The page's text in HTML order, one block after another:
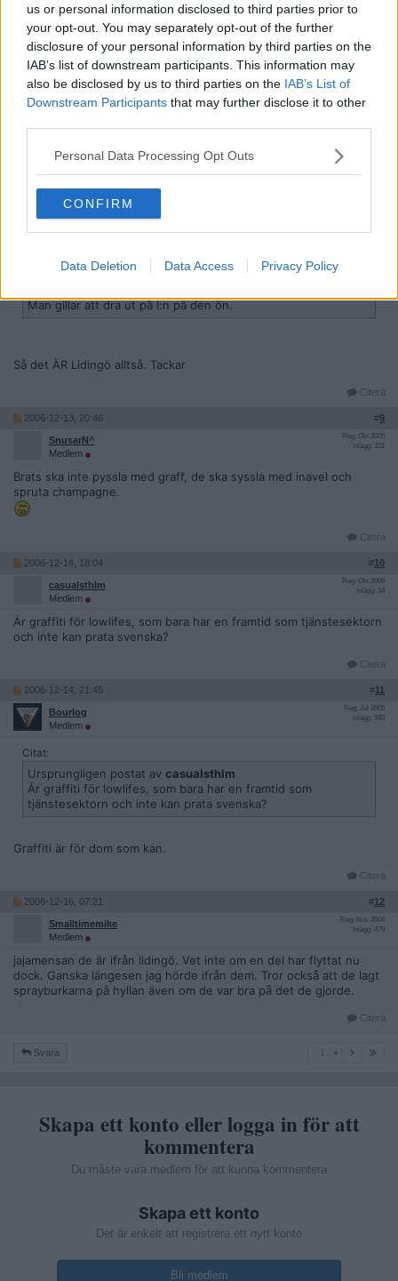
us or personal information disclosed to third parties prior to
your opt-out. You may separately opt-out of the further
disclosure of your personal information by third parties on the
IAB’s list of downstream participants. This information may
also be disclosed by us to third parties on the IAB’s List of
Downstream Participants that may further disclose it to other
Personal Data Processing Opt Outs
CONFIRM
Data Deletion Data Access Privacy Policy
Citat:
Ursprungligen postat avDiabless
Enligt crewlistan på capitalsthlms sida så står ÖG för
ögruppen. Desutom har jag sett flera av deras målningar ute
på ön jag kommer ifrån. Vill bara veta om det är DEN ön. Så
jag kan känna mig stolt och lokalpatriotisk.
Man gillar att dra ut på I:n på den ön.
2006-12-13, 20:33
Inlägg: 1 989
Man gillar att dra ut på I:n på den ön.
Så det ÄR Lidingö alltså. Tackar
Citera
2006-12-13, 20:46 #9
SnusarN^
Medlem
Reg: Okt 2006
Inlägg: 101
Brats ska inte pyssla med graff, de ska syssla med inavel och
spruta champagne.
Citera
2006-12-14, 18:04 #10
casualsthlm
Medlem
Reg: Okt 2006
Inlägg: 34
Är graffiti för lowlifes, som bara har en framtid som tjänstesektorn
och inte kan prata svenska?
Citera
2006-12-14, 21:45 #11
Bourlog
Medlem
Reg: Jul 2005
Inlägg: 593
Citat:
Ursprungligen postat av casualsthlm
Är graffiti för lowlifes, som bara har en framtid som
tjänstesektorn och inte kan prata svenska?
Graffiti är för dom som kan.
Citera
2006-12-16, 07:21 #12
Smalltimemike
Medlem
Reg: Nov 2004
Inlägg: 479
jajamensan de är ifrån lidingö. Vet inte om en del har flyttat nu
dock. Ganska längesen jag hörde ifrån dem. Tror också att de lagt
sprayburkarna på hyllan även om de var bra på det de gjorde.
Citera
Svara
Skapa ett konto eller logga in för att
kommentera
Du måste vara medlem för att kunna kommentera
Skapa ett konto
Det är enkelt att registrera ett nytt konto
Bli medlem